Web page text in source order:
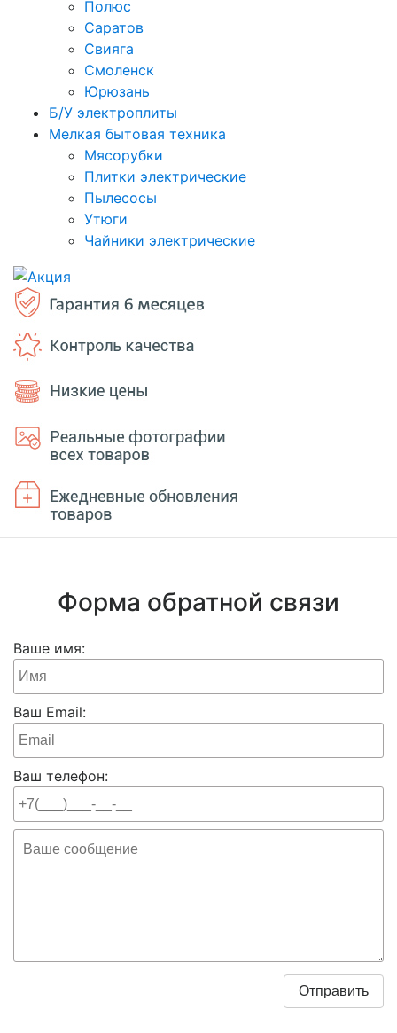
Полюс
Саратов
Свияга
Смоленск
Юрюзань
Б/У электроплиты
Мелкая бытовая техника
Мясорубки
Плитки электрические
Пылесосы
Утюги
Чайники электрические
Форма обратной связи
Ваше имя:
Ваш Email:
Ваш телефон: